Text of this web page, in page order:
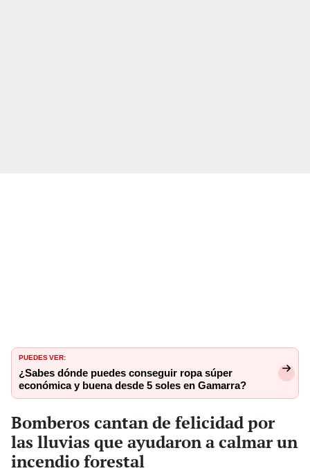
PUEDES VER:
¿Sabes dónde puedes conseguir ropa súper
económica y buena desde 5 soles en Gamarra?
Bomberos cantan de felicidad por
las lluvias que ayudaron a calmar un
incendio forestal